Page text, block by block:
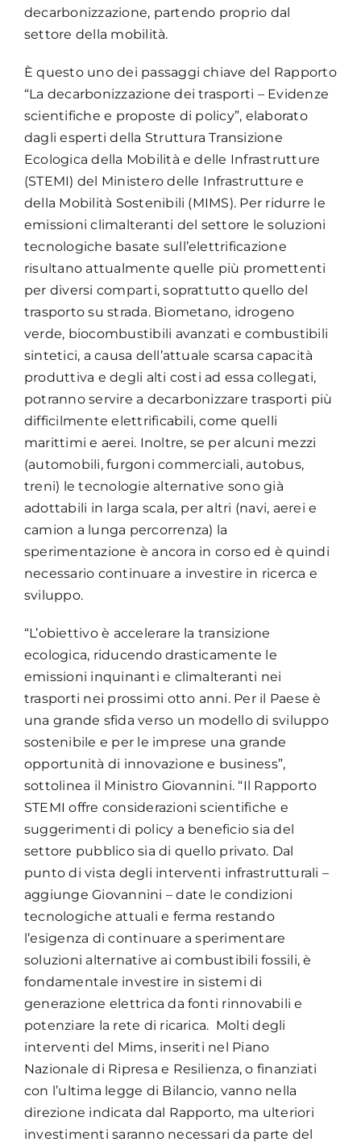
decarbonizzazione, partendo proprio dal
settore della mobilità.
È questo uno dei passaggi chiave del Rapporto
“La decarbonizzazione dei trasporti – Evidenze
scientifiche e proposte di policy”, elaborato
dagli esperti della Struttura Transizione
Ecologica della Mobilità e delle Infrastrutture
(STEMI) del Ministero delle Infrastrutture e
della Mobilità Sostenibili (MIMS). Per ridurre le
emissioni climalteranti del settore le soluzioni
tecnologiche basate sull’elettrificazione
risultano attualmente quelle più promettenti
per diversi comparti, soprattutto quello del
trasporto su strada. Biometano, idrogeno
verde, biocombustibili avanzati e combustibili
sintetici, a causa dell’attuale scarsa capacità
produttiva e degli alti costi ad essa collegati,
potranno servire a decarbonizzare trasporti più
difficilmente elettrificabili, come quelli
marittimi e aerei. Inoltre, se per alcuni mezzi
(automobili, furgoni commerciali, autobus,
treni) le tecnologie alternative sono già
adottabili in larga scala, per altri (navi, aerei e
camion a lunga percorrenza) la
sperimentazione è ancora in corso ed è quindi
necessario continuare a investire in ricerca e
sviluppo.
“L’obiettivo è accelerare la transizione
ecologica, riducendo drasticamente le
emissioni inquinanti e climalteranti nei
trasporti nei prossimi otto anni. Per il Paese è
una grande sfida verso un modello di sviluppo
sostenibile e per le imprese una grande
opportunità di innovazione e business”,
sottolinea il Ministro Giovannini. “Il Rapporto
STEMI offre considerazioni scientifiche e
suggerimenti di policy a beneficio sia del
settore pubblico sia di quello privato. Dal
punto di vista degli interventi infrastrutturali –
aggiunge Giovannini – date le condizioni
tecnologiche attuali e ferma restando
l’esigenza di continuare a sperimentare
soluzioni alternative ai combustibili fossili, è
fondamentale investire in sistemi di
generazione elettrica da fonti rinnovabili e
potenziare la rete di ricarica. Molti degli
interventi del Mims, inseriti nel Piano
Nazionale di Ripresa e Resilienza, o finanziati
con l’ultima legge di Bilancio, vanno nella
direzione indicata dal Rapporto, ma ulteriori
investimenti saranno necessari da parte del